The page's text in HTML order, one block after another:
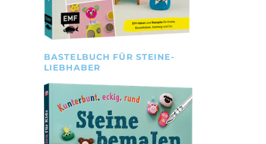
BASTELBUCH FÜR STEINE-
LIEBHABER